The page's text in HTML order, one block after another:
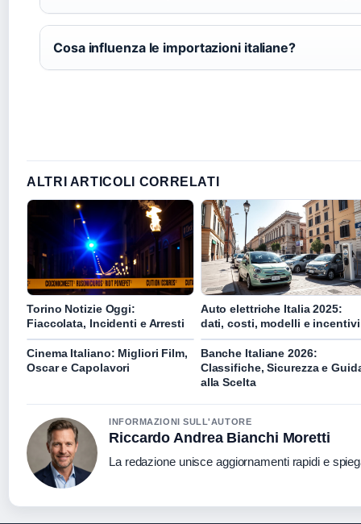
Cosa influenza le importazioni italiane?
ALTRI ARTICOLI CORRELATI
Torino Notizie Oggi:
Fiaccolata, Incidenti e Arresti
Auto elettriche Italia 2025:
dati, costi, modelli e incentivi
Cinema Italiano: Migliori Film,
Oscar e Capolavori
Banche Italiane 2026:
Classifiche, Sicurezza e
alla Scelta
INFORMAZIONI SULL'AUTORE
Riccardo Andrea Bianchi Moretti
La redazione unisce aggiornamenti rapidi e